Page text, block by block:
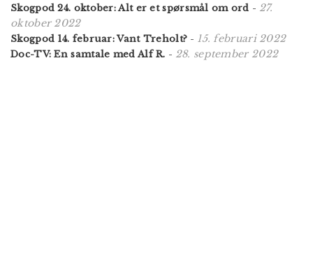
Skogpod 24. oktober: Alt er et spørsmål om ord - 27.
oktober 2022
Skogpod 14. februar: Vant Treholt? - 15. februari 2022
Doc-TV: En samtale med Alf R. - 28. september 2022